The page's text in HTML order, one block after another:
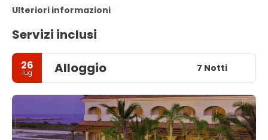
Ulteriori informazioni
Servizi inclusi
26
lug Alloggio 7 Notti